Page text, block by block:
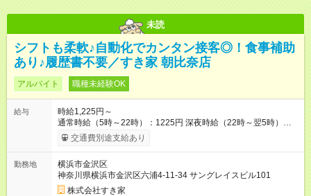
未読
シフトも柔軟♪自動化でカンタン接客◎！食事補助
あり♪履歴書不要／すき家 朝比奈店
アルバイト 職種未経験OK
給与
時給1,225円～
通常時給（5時～22時）：1225円 深夜時給（22時～翌5時）：
1532円 高校生時給：1225円 【特別手当】早朝手当（5：00-9：
00）時給+150円 【試用期間】試用期間あり 試用期間の長さ：1
30日（※条件変更なし）ですが、切り上げで一ヶ月とさせてい
ただきます。 研修制度あり：15時間(研修中も同時給）
交通費別途支給あり
勤務地
横浜市金沢区
神奈川県横浜市金沢区六浦4-11-34 サングレイスビル101
株式会社すき家